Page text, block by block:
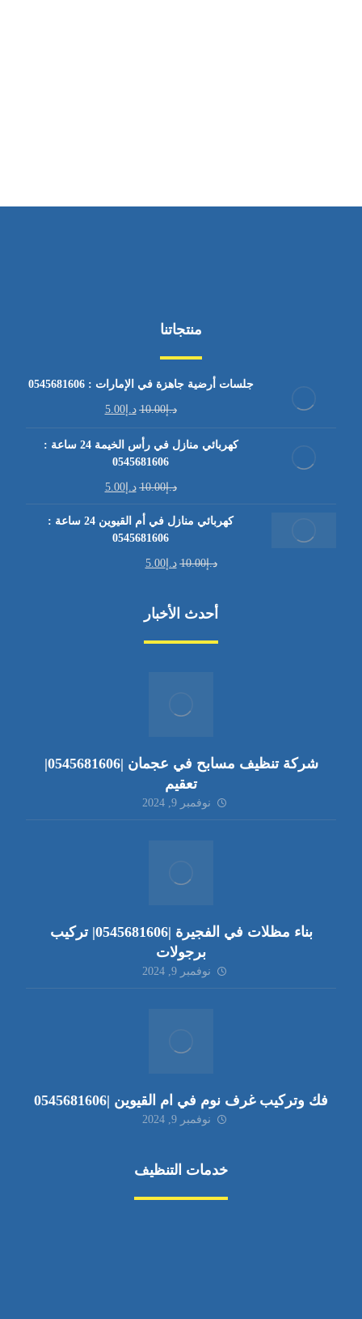
منتجاتنا
جلسات أرضية جاهزة في الإمارات : 0545681606
د.إ10.00 د.إ5.00
كهربائي منازل في رأس الخيمة 24 ساعة :
0545681606
د.إ10.00 د.إ5.00
كهربائي منازل في أم القيوين 24 ساعة :
0545681606
د.إ10.00 د.إ5.00
أحدث الأخبار
شركة تنظيف مسابح في عجمان |0545681606|
تعقيم
نوفمبر 9, 2024
بناء مظلات في الفجيرة |0545681606| تركيب
برجولات
نوفمبر 9, 2024
فك وتركيب غرف نوم في ام القيوين |0545681606
نوفمبر 9, 2024
خدمات التنظيف